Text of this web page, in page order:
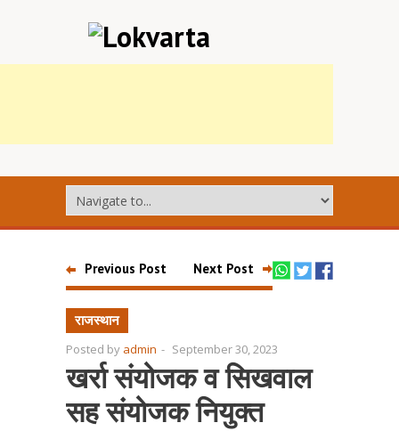
Previous Post Next Post
राजस्थान
Posted by admin - September 30, 2023
खर्रा संयोजक व सिखवाल
सह संयोजक नियुक्त